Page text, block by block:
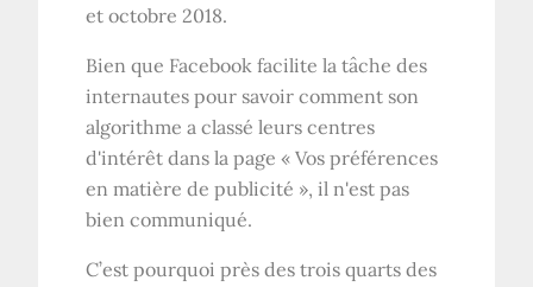
et octobre 2018.
Bien que Facebook facilite la tâche des
internautes pour savoir comment son
algorithme a classé leurs centres
d'intérêt dans la page « Vos préférences
en matière de publicité », il n'est pas
bien communiqué.
C’est pourquoi près des trois quarts des